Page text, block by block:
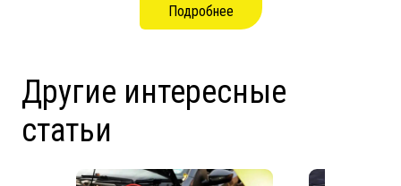
Подробнее
Другие интересные
статьи